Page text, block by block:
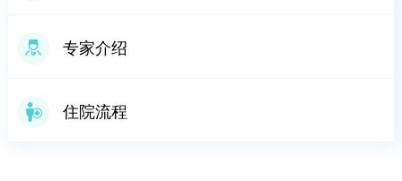
专家介绍
住院流程